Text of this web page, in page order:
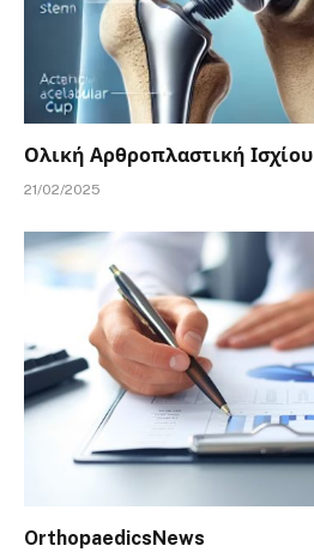
Ολική Αρθροπλαστική Ισχίου
21/02/2025
OrthopaedicsNews